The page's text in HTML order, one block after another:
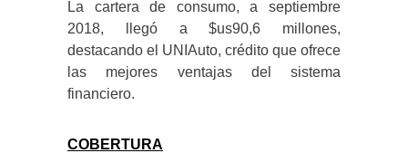
La cartera de consumo, a septiembre
2018, llegó a $us90,6 millones,
destacando el UNIAuto, crédito que ofrece
las mejores ventajas del sistema
financiero.
COBERTURA